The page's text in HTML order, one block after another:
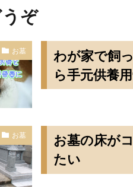
ぞ
お墓
わが家で飼
ら手元供養
お墓
お墓の床が
たい